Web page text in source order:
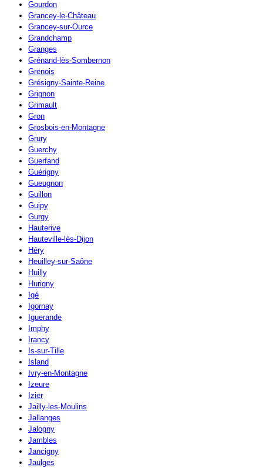
Gourdon
Grancey-le-Château
Grancey-sur-Ource
Grandchamp
Granges
Grénand-lès-Sombernon
Grenois
Grésigny-Sainte-Reine
Grignon
Grimault
Gron
Grosbois-en-Montagne
Grury
Guerchy
Guerfand
Guérigny
Gueugnon
Guillon
Guipy
Gurgy
Hauterive
Hauteville-lès-Dijon
Héry
Heuilley-sur-Saône
Huilly
Hurigny
Igé
Igornay
Iguerande
Imphy
Irancy
Is-sur-Tille
Island
Ivry-en-Montagne
Izeure
Izier
Jailly-les-Moulins
Jallanges
Jalogny
Jambles
Jancigny
Jaulges